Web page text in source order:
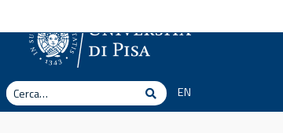
Cerca
CercaEN